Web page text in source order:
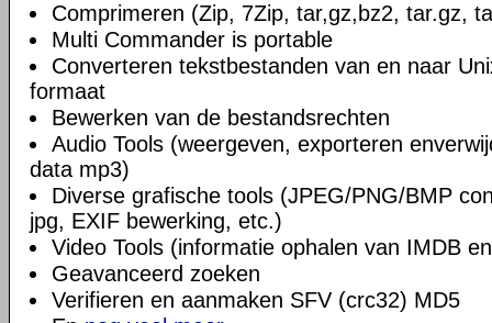
Comprimeren (Zip, 7Zip, tar,gz,bz2, tar.gz,
Multi Commander is portable
Converteren tekstbestanden van en naar
formaat
Bewerken van de bestandsrechten
Audio Tools (weergeven, exporteren
data mp3)
Diverse grafische tools (JPEG/PNG/BMP
jpg, EXIF bewerking, etc.)
Video Tools (informatie ophalen van IMDB
Geavanceerd zoeken
Verifieren en aanmaken SFV (crc32) MD5